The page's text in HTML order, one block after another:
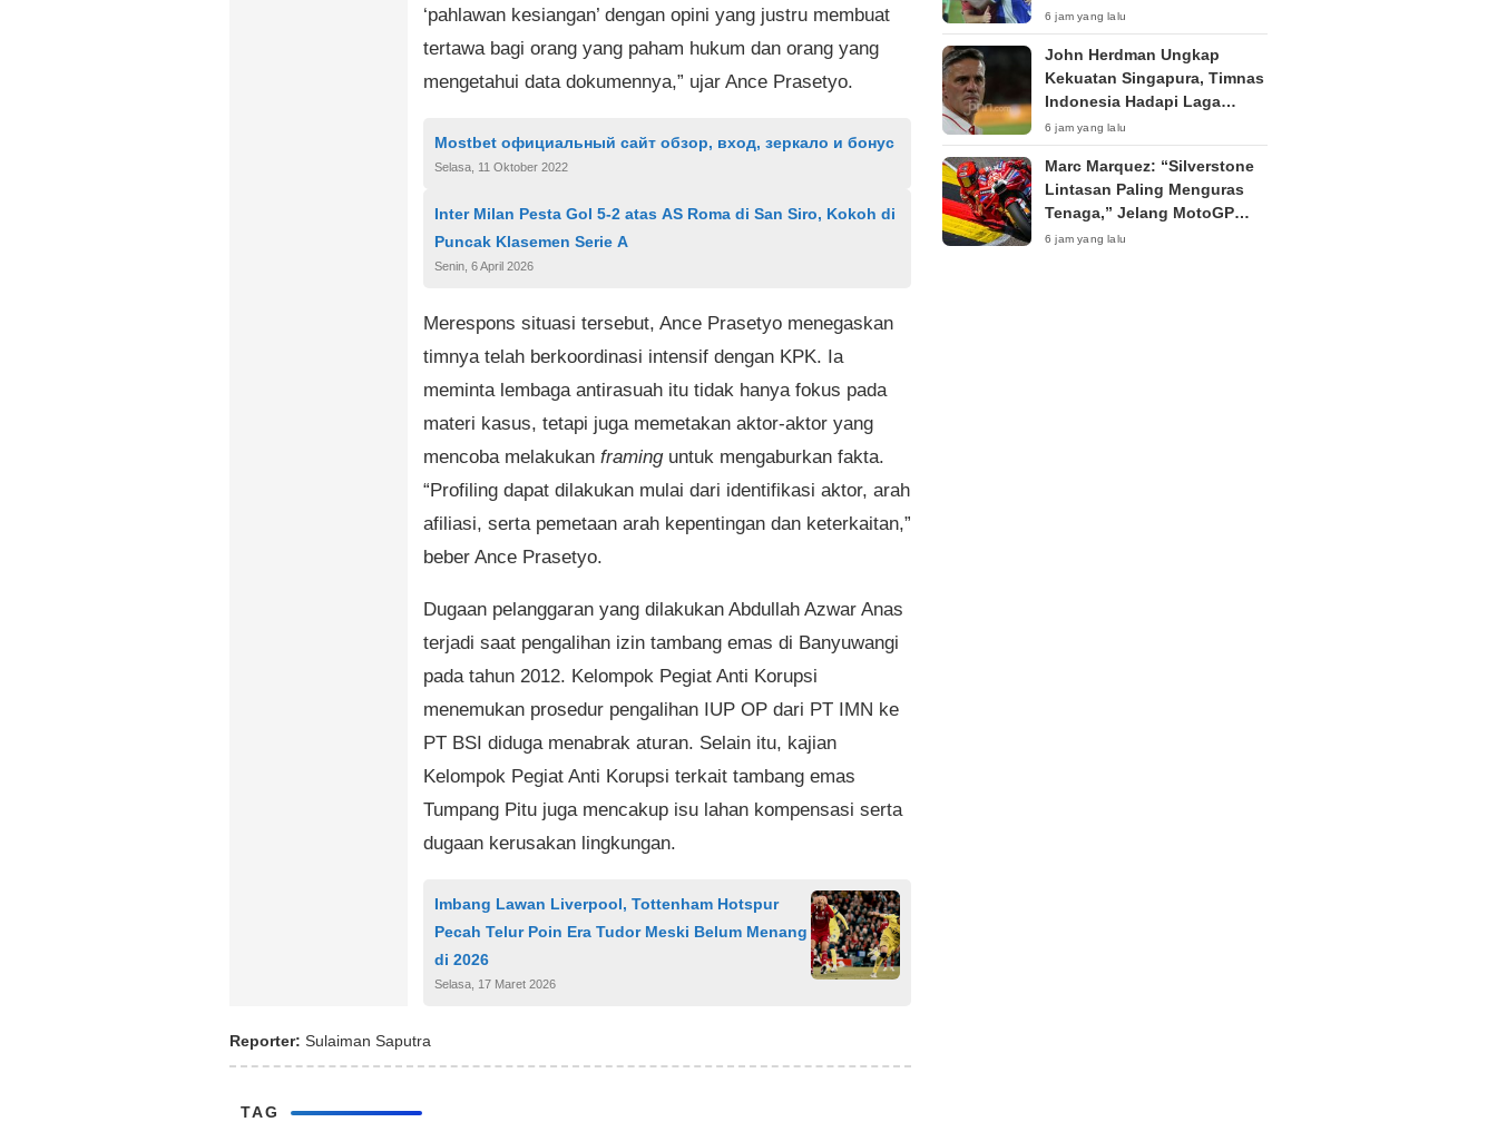
‘pahlawan kesiangan’ dengan opini yang justru membuat
tertawa bagi orang yang paham hukum dan orang yang
mengetahui data dokumennya,” ujar Ance Prasetyo.
Mostbet официальный сайт обзор, вход, зеркало и бонус
Selasa, 11 Oktober 2022
Inter Milan Pesta Gol 5-2 atas AS Roma di San Siro, Kokoh di
Puncak Klasemen Serie A
Senin, 6 April 2026
Merespons situasi tersebut, Ance Prasetyo menegaskan
timnya telah berkoordinasi intensif dengan KPK. Ia
meminta lembaga antirasuah itu tidak hanya fokus pada
materi kasus, tetapi juga memetakan aktor-aktor yang
mencoba melakukan framinguntuk mengaburkan fakta.
“Profiling dapat dilakukan mulai dari identifikasi aktor, arah
afiliasi, serta pemetaan arah kepentingan dan keterkaitan,”
beber Ance Prasetyo.
Dugaan pelanggaran yang dilakukan Abdullah Azwar Anas
terjadi saat pengalihan izin tambang emas di Banyuwangi
pada tahun 2012. Kelompok Pegiat Anti Korupsi
menemukan prosedur pengalihan IUP OP dari PT IMN ke
PT BSI diduga menabrak aturan. Selain itu, kajian
Kelompok Pegiat Anti Korupsi terkait tambang emas
Tumpang Pitu juga mencakup isu lahan kompensasi serta
dugaan kerusakan lingkungan.
Imbang Lawan Liverpool, Tottenham Hotspur
Pecah Telur Poin Era Tudor Meski Belum Menang
di 2026
Selasa, 17 Maret 2026
Reporter: Sulaiman Saputra
TAG
Sangat Bagus”
6 jam yang lalu
John Herdman Ungkap
Kekuatan Singapura, Timnas
Indonesia Hadapi Laga
Penentu Semifinal Piala AFF
2026
6 jam yang lalu
Marc Marquez: “Silverstone
Lintasan Paling Menguras
Tenaga,” Jelang MotoGP
Inggris 2026
6 jam yang lalu